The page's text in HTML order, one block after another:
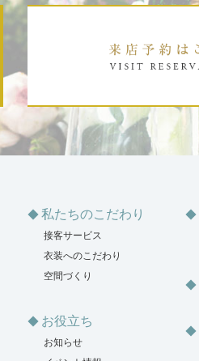
私たちのこだわり
接客サービス
衣装へのこだわり
空間づくり
お役立ち
お知らせ